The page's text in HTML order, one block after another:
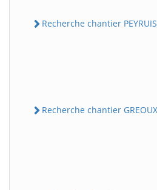
Recherche chantier PEYRUIS
Recherche chantier